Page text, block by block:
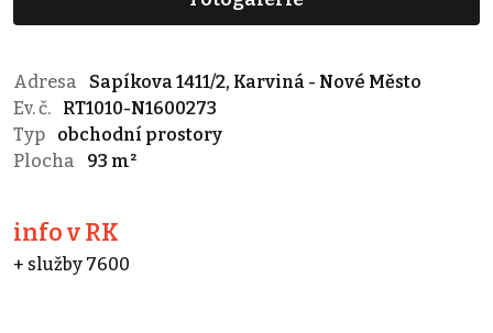
Adresa
Sapíkova 1411/2, Karviná - Nové Město
Ev. č.
RT1010-N1600273
Typ
obchodní prostory
Plocha
93 m²
info v RK
+ služby 7600